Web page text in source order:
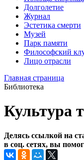
Долголетие
Журнал
Эстетика смерти
Музей
Парк памяти
Философский
Лицо отрасли
Главная страница
Библиотека
Культура
Делясь ссылкой на
в соц. сетях, вы